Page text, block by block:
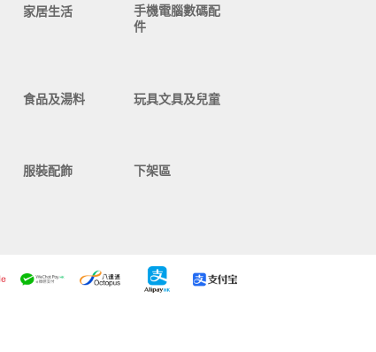
家居生活
手機電腦數碼配
件
食品及湯料 玩具文具及兒童
服裝配飾 下架區